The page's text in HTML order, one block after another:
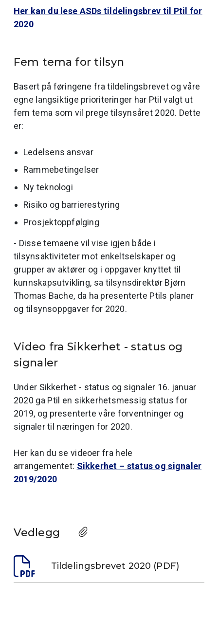
Her kan du lese ASDs tildelingsbrev til Ptil for
2020
Fem tema for tilsyn
Basert på føringene fra tildelingsbrevet og våre
egne langsiktige prioriteringer har Ptil valgt ut
fem tema som vil prege tilsynsåret 2020. Dette
er:
Ledelsens ansvar
Rammebetingelser
Ny teknologi
Risiko og barrierestyring
Prosjektoppfølging
- Disse temaene vil vise igjen både i
tilsynsaktiviteter mot enkeltselskaper og
grupper av aktører og i oppgaver knyttet til
kunnskapsutvikling, sa tilsynsdirektør Bjørn
Thomas Bache, da ha presenterte Ptils planer
og tilsynsoppgaver for 2020.
Video fra Sikkerhet - status og
signaler
Under Sikkerhet - status og signaler 16. januar
2020 ga Ptil en sikkerhetsmessig status for
2019, og presenterte våre forventninger og
signaler til næringen for 2020.
Her kan du se videoer fra hele
arrangementet: Sikkerhet – status og signaler
2019/2020
Vedlegg
Tildelingsbrevet 2020 (PDF)